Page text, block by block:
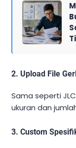
2. Upload File
Sama seperti
ukuran dan
3. Custom